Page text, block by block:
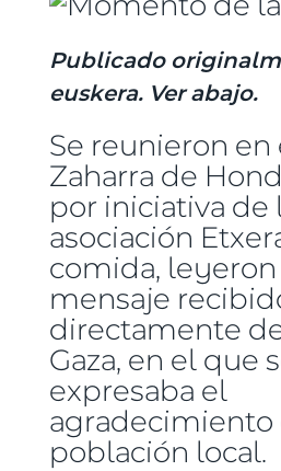
Publicado
euskera. Ver abajo.
Se reunieron en
Zaharra de
por iniciativa de
asociación
comida,
mensaje
directamente
Gaza, en el que
expresaba el
agradecimiento
población local.